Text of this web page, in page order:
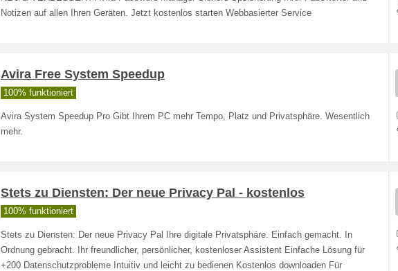
Notizen auf allen Ihren Geräten. Jetzt kostenlos starten Webbasierter Service
Avira Free System Speedup
100% funktioniert
Avira System Speedup Pro Gibt Ihrem PC mehr Tempo, Platz und Privatsphäre. Wesentlich
mehr.
Stets zu Diensten: Der neue Privacy Pal - kostenlos
100% funktioniert
Stets zu Diensten: Der neue Privacy Pal Ihre digitale Privatsphäre. Einfach gemacht. In
Ordnung gebracht. Ihr freundlicher, persönlicher, kostenloser Assistent Einfache Lösung für
+200 Datenschutzprobleme Intuitiv und leicht zu bedienen Kostenlos downloaden Für